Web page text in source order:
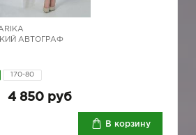
АВТОГРАФ
170-80
4 850 руб
В корзину